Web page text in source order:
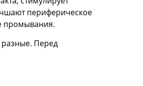
периферическое
промывания.
разные. Перед